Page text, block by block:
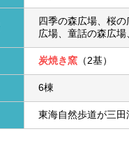
四季の森広場、桜
広場、童話の森広
炭焼き窯 （2基）
6棟
東海自然歩道が三田